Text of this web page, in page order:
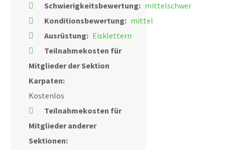
Schwierigkeitsbewertung: mittelschwer
Konditionsbewertung: mittel
Ausrüstung: Eisklettern
Teilnahmekosten für
Mitglieder der Sektion
Karpaten:
Kostenlos
Teilnahmekosten für
Mitglieder anderer
Sektionen: